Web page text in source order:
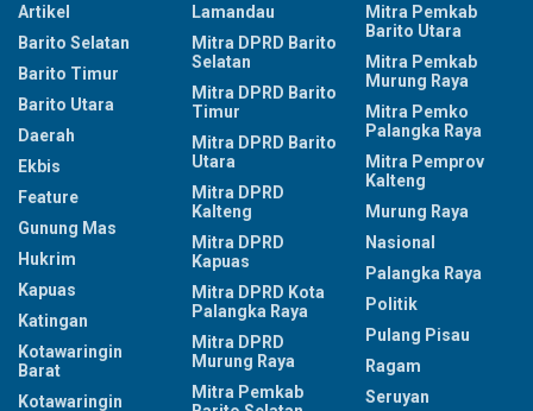
Artikel
Barito Selatan
Barito Timur
Barito Utara
Daerah
Ekbis
Feature
Gunung Mas
Hukrim
Kapuas
Katingan
Kotawaringin
Barat
Kotawaringin
Lamandau
Mitra DPRD Barito
Selatan
Mitra DPRD Barito
Timur
Mitra DPRD Barito
Utara
Mitra DPRD
Kalteng
Mitra DPRD
Kapuas
Mitra DPRD Kota
Palangka Raya
Mitra DPRD
Murung Raya
Mitra Pemkab
Mitra Pemkab
Barito Utara
Mitra Pemkab
Murung Raya
Mitra Pemko
Palangka Raya
Mitra Pemprov
Kalteng
Murung Raya
Nasional
Palangka Raya
Politik
Pulang Pisau
Ragam
Seruyan